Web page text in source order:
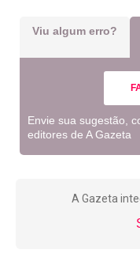
Viu algum erro?
Envie sua sugestão,
editores de A Gazeta
A Gazeta